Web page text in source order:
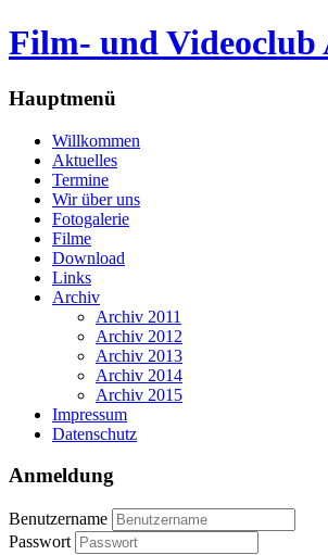
Film- und Videoclub
Hauptmenü
Willkommen
Aktuelles
Termine
Wir über uns
Fotogalerie
Filme
Download
Links
Archiv
Archiv 2011
Archiv 2012
Archiv 2013
Archiv 2014
Archiv 2015
Impressum
Datenschutz
Anmeldung
Benutzername
Passwort